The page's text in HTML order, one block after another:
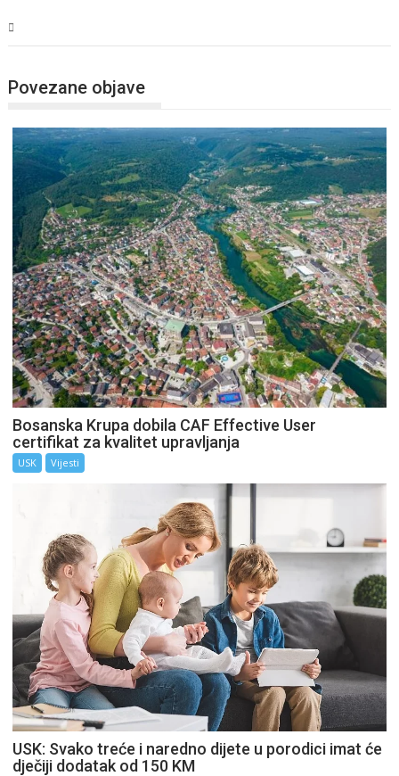
Povezane objave
Bosanska Krupa dobila CAF Effective User
certifikat za kvalitet upravljanja
USK Vijesti
USK: Svako treće i naredno dijete u porodici imat će
dječiji dodatak od 150 KM